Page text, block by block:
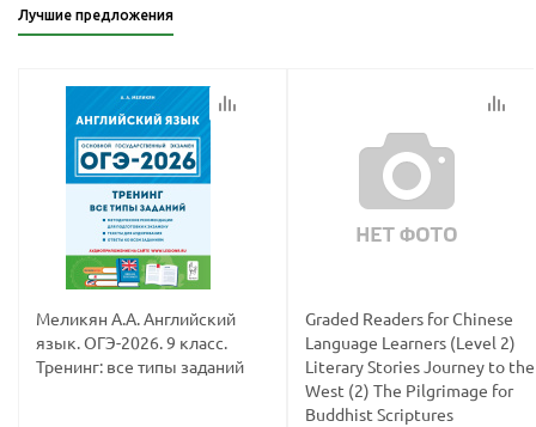
Лучшие предложения
Меликян А.А. Английский
язык. ОГЭ-2026. 9 класс.
Тренинг: все типы заданий
Graded Readers for Chinese
Language Learners (Level 2)
Literary Stories Journey to the
West (2) The Pilgrimage for
Buddhist Scriptures